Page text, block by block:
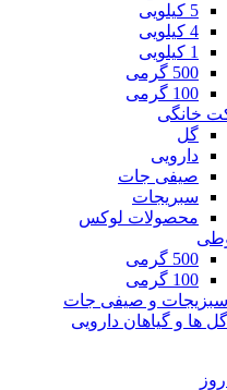
5 کیلویی
4 کیلویی
1 کیلویی
500 گرمی
100 گرمی
خانگی
گل
دارویی
صیفی جات
سبریجات
محصولات لوکس
500 گرمی
100 گرمی
سبزیجات و صیفی جات
ها و گیاهان دارویی